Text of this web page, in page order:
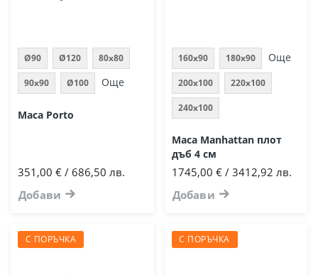
Ø90 Ø120 80х80
90х90 Ø100 Още
Маса Porto
351,00 € / 686,50 лв.
Добави
160x90 180x90
200x100 220x100
240x100
Още
Маса Manhattan плот
дъб 4 см
1745,00 € / 3412,92 лв.
Добави
С ПОРЪЧКА С ПОРЪЧКА